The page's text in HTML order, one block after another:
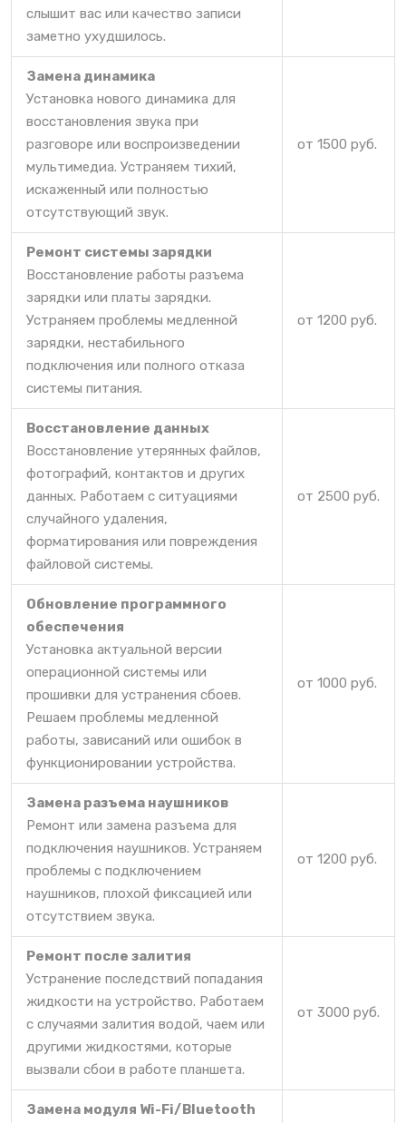
слышит вас или качество записи
заметно ухудшилось.
Замена динамика
Установка нового динамика для
восстановления звука при
разговоре или воспроизведении
мультимедиа. Устраняем тихий,
искаженный или полностью
отсутствующий звук.
от 1500 руб.
Ремонт системы зарядки
Восстановление работы разъема
зарядки или платы зарядки.
Устраняем проблемы медленной
зарядки, нестабильного
подключения или полного отказа
системы питания.
от 1200 руб.
Восстановление данных
Восстановление утерянных файлов,
фотографий, контактов и других
данных. Работаем с ситуациями
случайного удаления,
форматирования или повреждения
файловой системы.
от 2500 руб.
Обновление программного
обеспечения
Установка актуальной версии
операционной системы или
прошивки для устранения сбоев.
Решаем проблемы медленной
работы, зависаний или ошибок в
функционировании устройства.
от 1000 руб.
Замена разъема наушников
Ремонт или замена разъема для
подключения наушников. Устраняем
проблемы с подключением
наушников, плохой фиксацией или
отсутствием звука.
от 1200 руб.
Ремонт после залития
Устранение последствий попадания
жидкости на устройство. Работаем
с случаями залития водой, чаем или
другими жидкостями, которые
вызвали сбои в работе планшета.
от 3000 руб.
Замена модуля Wi-Fi/Bluetooth